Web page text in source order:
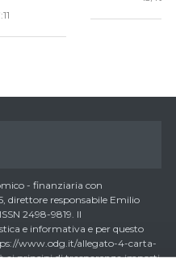
- finanziaria con
direttore responsabile Emilio
2498-9819. Il
e informativa e per questo
www.odg.it/allegato-4-carta-
ai principi di trasparenza imposti